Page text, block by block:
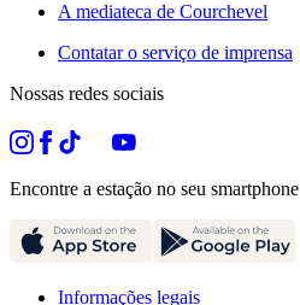
A mediateca de Courchevel
Contatar o serviço de imprensa
Nossas redes sociais
Encontre a estação no seu smartphone
Informações legais